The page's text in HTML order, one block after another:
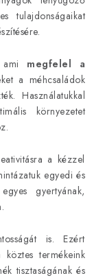
tulajdonságaikat
ami megfelel a
a méhcsaládok
Használatukkal
környezetet
a kézzel
egyedi és
gyertyának,
is. Ezért
termékeink
tisztaságának és